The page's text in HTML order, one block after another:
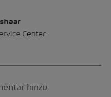
Center
hinzu